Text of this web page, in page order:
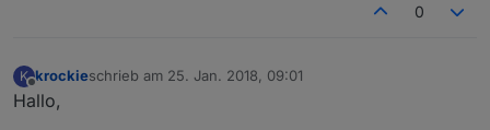
0
K
Offline
krockieschrieb am 25. Jan. 2018, 09:01
zuletzt editiert von
Hallo,